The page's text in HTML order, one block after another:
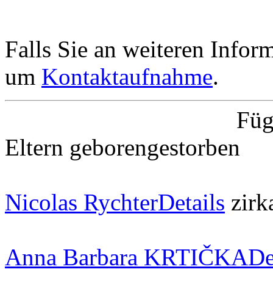
Falls Sie an weiteren
um Kontaktaufnahme.
Eltern geborengestorben
Nicolas RychterDetails
Anna Barbara KRTIČKA